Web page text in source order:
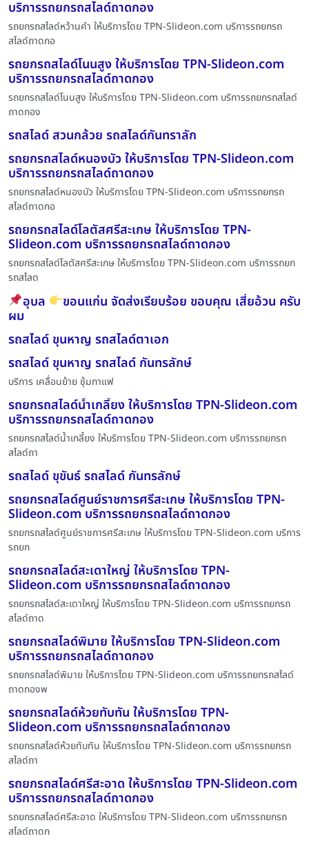
บริการรถยกรถสไลด์ถาดกอง
รถยกรถสไลด์หว้านคำ ให้บริการโดย TPN-Slideon.com บริการรถยกรถ
สไลด์ถาดกอ
รถยกรถสไลด์โนนสูง ให้บริการโดย TPN-Slideon.com
บริการรถยกรถสไลด์ถาดกอง
รถยกรถสไลด์โนนสูง ให้บริการโดย TPN-Slideon.com บริการรถยกรถสไลด์
ถาดกอง
รถสไลด์ สวนกล้วย รถสไลด์กันทราลัก
รถยกรถสไลด์หนองบัว ให้บริการโดย TPN-Slideon.com
บริการรถยกรถสไลด์ถาดกอง
รถยกรถสไลด์หนองบัว ให้บริการโดย TPN-Slideon.com บริการรถยกรถ
สไลด์ถาดกอ
รถยกรถสไลด์โลตัสศรีสะเกษ ให้บริการโดย TPN-
Slideon.com บริการรถยกรถสไลด์ถาดกอง
รถยกรถสไลด์โลตัสศรีสะเกษ ให้บริการโดย TPN-Slideon.com บริการรถยก
รถสไลด
อุบล ขอนแก่น จัดส่งเรียบร้อย ขอบคุณ เสี่ยอ้วน ครับ
ผม
รถสไลด์ ขุนหาญ รถสไลด์ตาเอก
รถสไลด์ ขุนหาญ รถสไลด์ กันทรลักษ์
บริการ เคลื่อนย้าย ชุ้มกาแฟ
รถยกรถสไลด์น้ำเกลี้ยง ให้บริการโดย TPN-Slideon.com
บริการรถยกรถสไลด์ถาดกอง
รถยกรถสไลด์น้ำเกลี้ยง ให้บริการโดย TPN-Slideon.com บริการรถยกรถ
สไลด์ถา
รถสไลด์ ขุขันธ์ รถสไลด์ กันทรลักษ์
รถยกรถสไลด์ศูนย์ราชการศรีสะเกษ ให้บริการโดย TPN-
Slideon.com บริการรถยกรถสไลด์ถาดกอง
รถยกรถสไลด์ศูนย์ราชการศรีสะเกษ ให้บริการโดย TPN-Slideon.com บริการ
รถยก
รถยกรถสไลด์สะเดาใหญ่ ให้บริการโดย TPN-
Slideon.com บริการรถยกรถสไลด์ถาดกอง
รถยกรถสไลด์สะเดาใหญ่ ให้บริการโดย TPN-Slideon.com บริการรถยกรถ
สไลด์ถาด
รถยกรถสไลด์พิมาย ให้บริการโดย TPN-Slideon.com
บริการรถยกรถสไลด์ถาดกอง
รถยกรถสไลด์พิมาย ให้บริการโดย TPN-Slideon.com บริการรถยกรถสไลด์
ถาดกองพ
รถยกรถสไลด์ห้วยทับทัน ให้บริการโดย TPN-
Slideon.com บริการรถยกรถสไลด์ถาดกอง
รถยกรถสไลด์ห้วยทับทัน ให้บริการโดย TPN-Slideon.com บริการรถยกรถ
สไลด์ถา
รถยกรถสไลด์ศรีสะอาด ให้บริการโดย TPN-Slideon.com
บริการรถยกรถสไลด์ถาดกอง
รถยกรถสไลด์ศรีสะอาด ให้บริการโดย TPN-Slideon.com บริการรถยกรถ
สไลด์ถาดก